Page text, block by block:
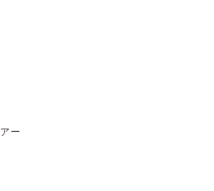
！
に必須の回線！
ー